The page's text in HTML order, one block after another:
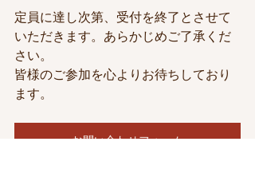
定員に達し次第、受付を終了とさせて
いただきます。あらかじめご了承くだ
さい。
皆様のご参加を心よりお待ちしており
ます。
お問い合わせフォーム